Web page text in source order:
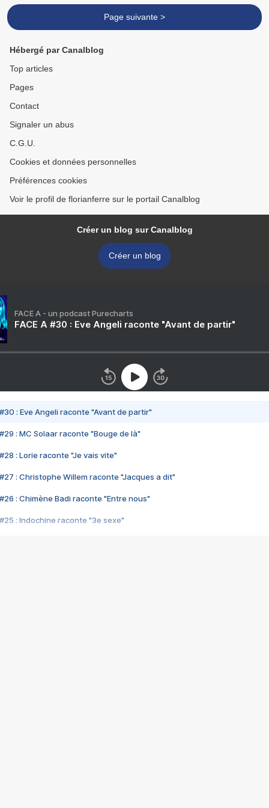
Page suivante >
Hébergé par Canalblog
Top articles
Pages
Contact
Signaler un abus
C.G.U.
Cookies et données personnelles
Préférences cookies
Voir le profil de florianferre sur le portail Canalblog
Créer un blog sur Canalblog
Créer un blog
FACE A - un podcast Purecharts
FACE A #30 : Eve Angeli raconte "Avant de partir"
#30 : Eve Angeli raconte "Avant de partir"
#29 : MC Solaar raconte "Bouge de là"
#28 : Lorie raconte "Je vais vite"
#27 : Christophe Willem raconte "Jacques a dit"
#26 : Chimène Badi raconte "Entre nous"
#25 : Indochine raconte "3e sexe"